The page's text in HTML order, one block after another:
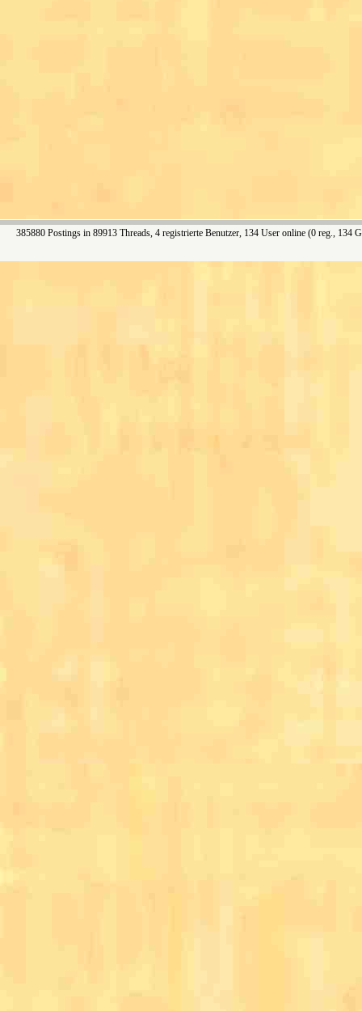
385880 Postings in 89913 Threads, 4 registrierte Benutzer, 134 User online (0 reg., 134